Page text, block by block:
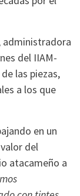
administradora
del IIAM-
las piezas,
a los que
en un
del
atacameño a